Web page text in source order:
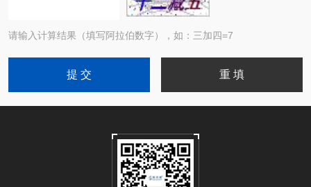
请输入计算结果（填写阿拉伯数字），如：三加四=7